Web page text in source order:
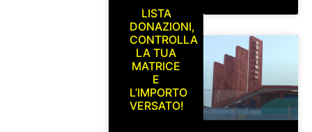
LISTA
DONAZIONI,
CONTROLLA
LA TUA
MATRICE
E
L’IMPORTO
VERSATO!